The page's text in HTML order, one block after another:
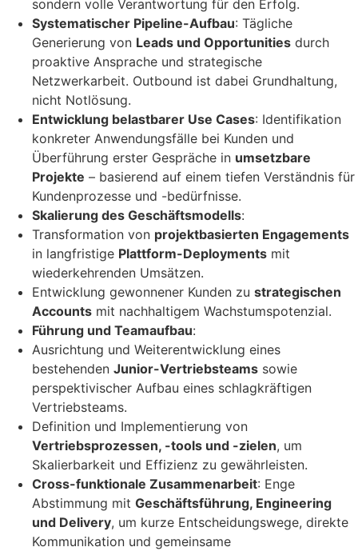
sondern volle Verantwortung für den Erfolg.
Systematischer Pipeline-Aufbau: Tägliche
Generierung von Leads und Opportunities durch
proaktive Ansprache und strategische
Netzwerkarbeit. Outbound ist dabei Grundhaltung,
nicht Notlösung.
Entwicklung belastbarer Use Cases: Identifikation
konkreter Anwendungsfälle bei Kunden und
Überführung erster Gespräche in umsetzbare
Projekte – basierend auf einem tiefen Verständnis für
Kundenprozesse und -bedürfnisse.
Skalierung des Geschäftsmodells:
Transformation von projektbasierten Engagements
in langfristige Plattform-Deployments mit
wiederkehrenden Umsätzen.
Entwicklung gewonnener Kunden zu strategischen
Accounts mit nachhaltigem Wachstumspotenzial.
Führung und Teamaufbau:
Ausrichtung und Weiterentwicklung eines
bestehenden Junior-Vertriebsteams sowie
perspektivischer Aufbau eines schlagkräftigen
Vertriebsteams.
Definition und Implementierung von
Vertriebsprozessen, -tools und -zielen, um
Skalierbarkeit und Effizienz zu gewährleisten.
Cross-funktionale Zusammenarbeit: Enge
Abstimmung mit Geschäftsführung, Engineering
und Delivery, um kurze Entscheidungswege, direkte
Kommunikation und gemeinsame